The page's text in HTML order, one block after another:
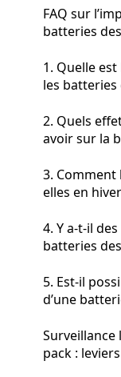
FAQ sur
batteries
1. Quelle
les
2. Quels
avoir sur la
3.
elles en
4. Y a-t-il
batteries
5. Est-il
d’une
pack :